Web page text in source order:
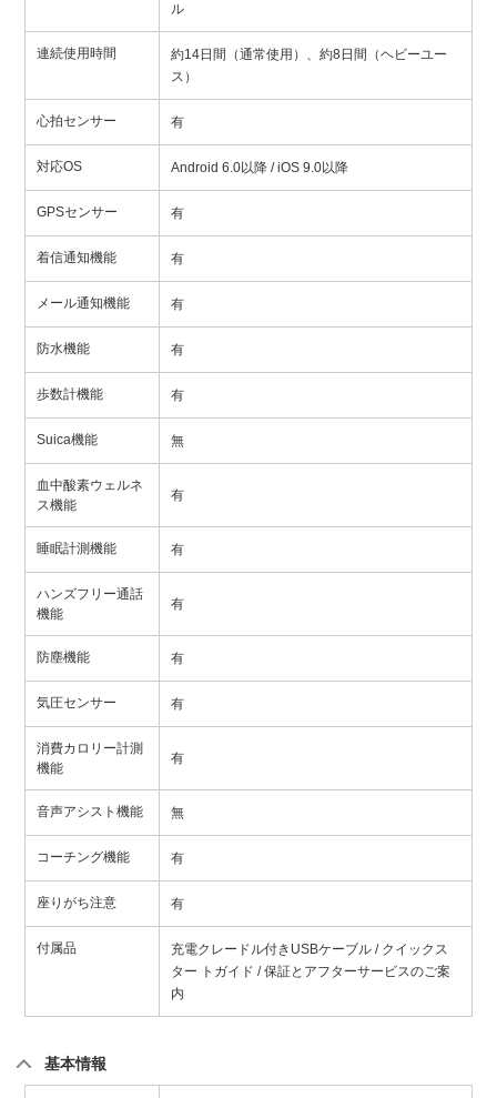
ル
連続使用時間
約14日間（通常使用）、約8日間（ヘビーユー
ス）
心拍センサー 有
対応OS Android 6.0以降 / iOS 9.0以降
GPSセンサー 有
着信通知機能 有
メール通知機能 有
防水機能 有
歩数計機能 有
Suica機能 無
血中酸素ウェルネ
ス機能
有
睡眠計測機能 有
ハンズフリー通話
機能
有
防塵機能 有
気圧センサー 有
消費カロリー計測
機能
有
音声アシスト機能 無
コーチング機能 有
座りがち注意 有
付属品
充電クレードル付きUSBケーブル / クイックス
ター トガイド / 保証とアフターサービスのご案
内
基本情報